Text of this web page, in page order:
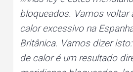
bloqueados. Vamos voltar
calor excessivo na
Britânica. Vamos dizer
de calor é um resultado